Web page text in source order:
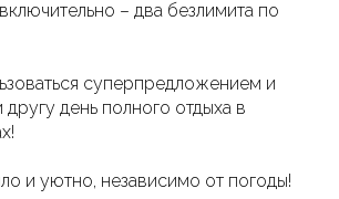
– два безлимита по
суперпредложением и
день полного отдыха в
и уютно, независимо от погоды!